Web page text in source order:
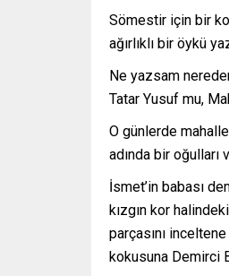
Sömestir için bir
ağırlıklı bir öykü
Ne yazsam
Tatar Yusuf mu,
O günlerde
adında bir oğulları
İsmet’in babası
kızgın kor
parçasını
kokusuna Demirci